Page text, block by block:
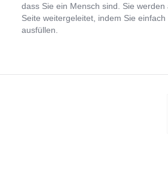
dass Sie ein Mensch sind. Sie
Seite weitergeleitet, indem Sie
ausfüllen.